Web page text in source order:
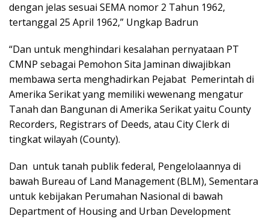
dengan jelas sesuai SEMA nomor 2 Tahun 1962,
tertanggal 25 April 1962,” Ungkap Badrun
“Dan untuk menghindari kesalahan pernyataan PT
CMNP sebagai Pemohon Sita Jaminan diwajibkan
membawa serta menghadirkan Pejabat Pemerintah di
Amerika Serikat yang memiliki wewenang mengatur
Tanah dan Bangunan di Amerika Serikat yaitu County
Recorders, Registrars of Deeds, atau City Clerk di
tingkat wilayah (County).
Dan untuk tanah publik federal, Pengelolaannya di
bawah Bureau of Land Management (BLM), Sementara
untuk kebijakan Perumahan Nasional di bawah
Department of Housing and Urban Development